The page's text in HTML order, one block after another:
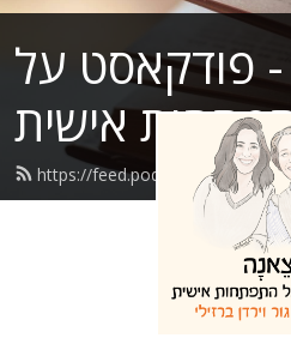
פודקאסט על
אישית
https://feed.podbean.com/